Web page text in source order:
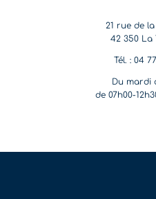
21 rue de
42 350 La
Tél. : 04
Du mardi
de 07h00-